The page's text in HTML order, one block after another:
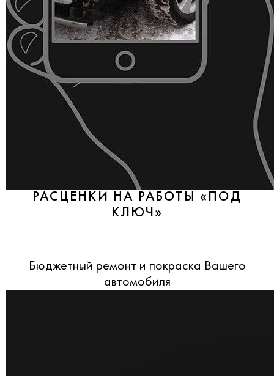
РАСЦЕНКИ НА РАБОТЫ «ПОД
КЛЮЧ»
Бюджетный ремонт и покраска Вашего
автомобиля